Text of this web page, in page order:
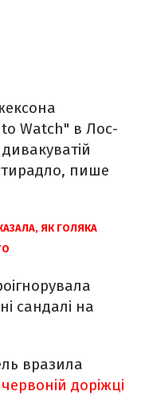
Watch" в Лос-
пише
ЯК ГОЛЯКА
сандалі на
вразила
доріжці